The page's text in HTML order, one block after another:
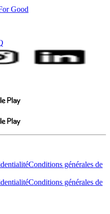
Good
Conditions générales de
Conditions générales de